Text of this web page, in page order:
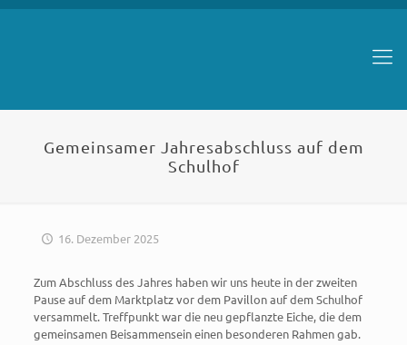
Gemeinsamer Jahresabschluss auf dem
Schulhof
16. Dezember 2025
Zum Abschluss des Jahres haben wir uns heute in der zweiten
Pause auf dem Marktplatz vor dem Pavillon auf dem Schulhof
versammelt. Treffpunkt war die neu gepflanzte Eiche, die dem
gemeinsamen Beisammensein einen besonderen Rahmen gab.